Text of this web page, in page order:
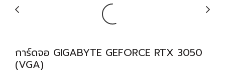
การ์ดจอ GIGABYTE GEFORCE RTX 3050
(VGA)